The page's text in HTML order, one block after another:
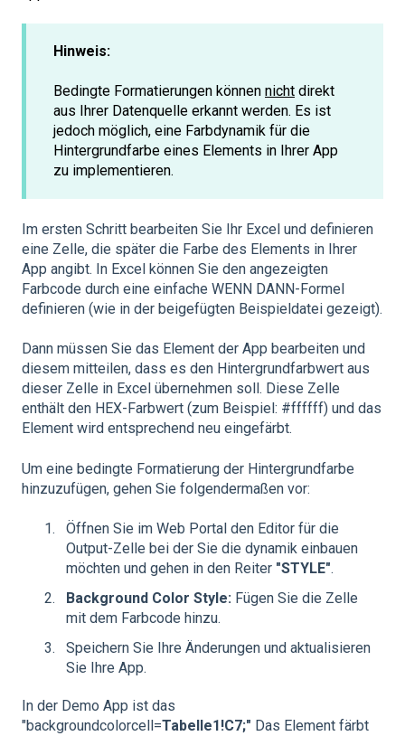
Hinweis:
Bedingte Formatierungen können nicht direkt
aus Ihrer Datenquelle erkannt werden. Es ist
jedoch möglich, eine Farbdynamik für die
Hintergrundfarbe eines Elements in Ihrer App
zu implementieren.
Im ersten Schritt bearbeiten Sie Ihr Excel und definieren
eine Zelle, die später die Farbe des Elements in Ihrer
App angibt. In Excel können Sie den angezeigten
Farbcode durch eine einfache WENN DANN-Formel
definieren (wie in der beigefügten Beispieldatei gezeigt).
Dann müssen Sie das Element der App bearbeiten und
diesem mitteilen, dass es den Hintergrundfarbwert aus
dieser Zelle in Excel übernehmen soll. Diese Zelle
enthält den HEX-Farbwert (zum Beispiel: #ffffff) und das
Element wird entsprechend neu eingefärbt.
Um eine bedingte Formatierung der Hintergrundfarbe
hinzuzufügen, gehen Sie folgendermaßen vor:
Öffnen Sie im Web Portal den Editor für die
Output-Zelle bei der Sie die dynamik einbauen
möchten und gehen in den Reiter "STYLE".
Background Color Style: Fügen Sie die Zelle
mit dem Farbcode hinzu.
Speichern Sie Ihre Änderungen und aktualisieren
Sie Ihre App.
In der Demo App ist das
"backgroundcolorcell=Tabelle1!C7;" Das Element färbt